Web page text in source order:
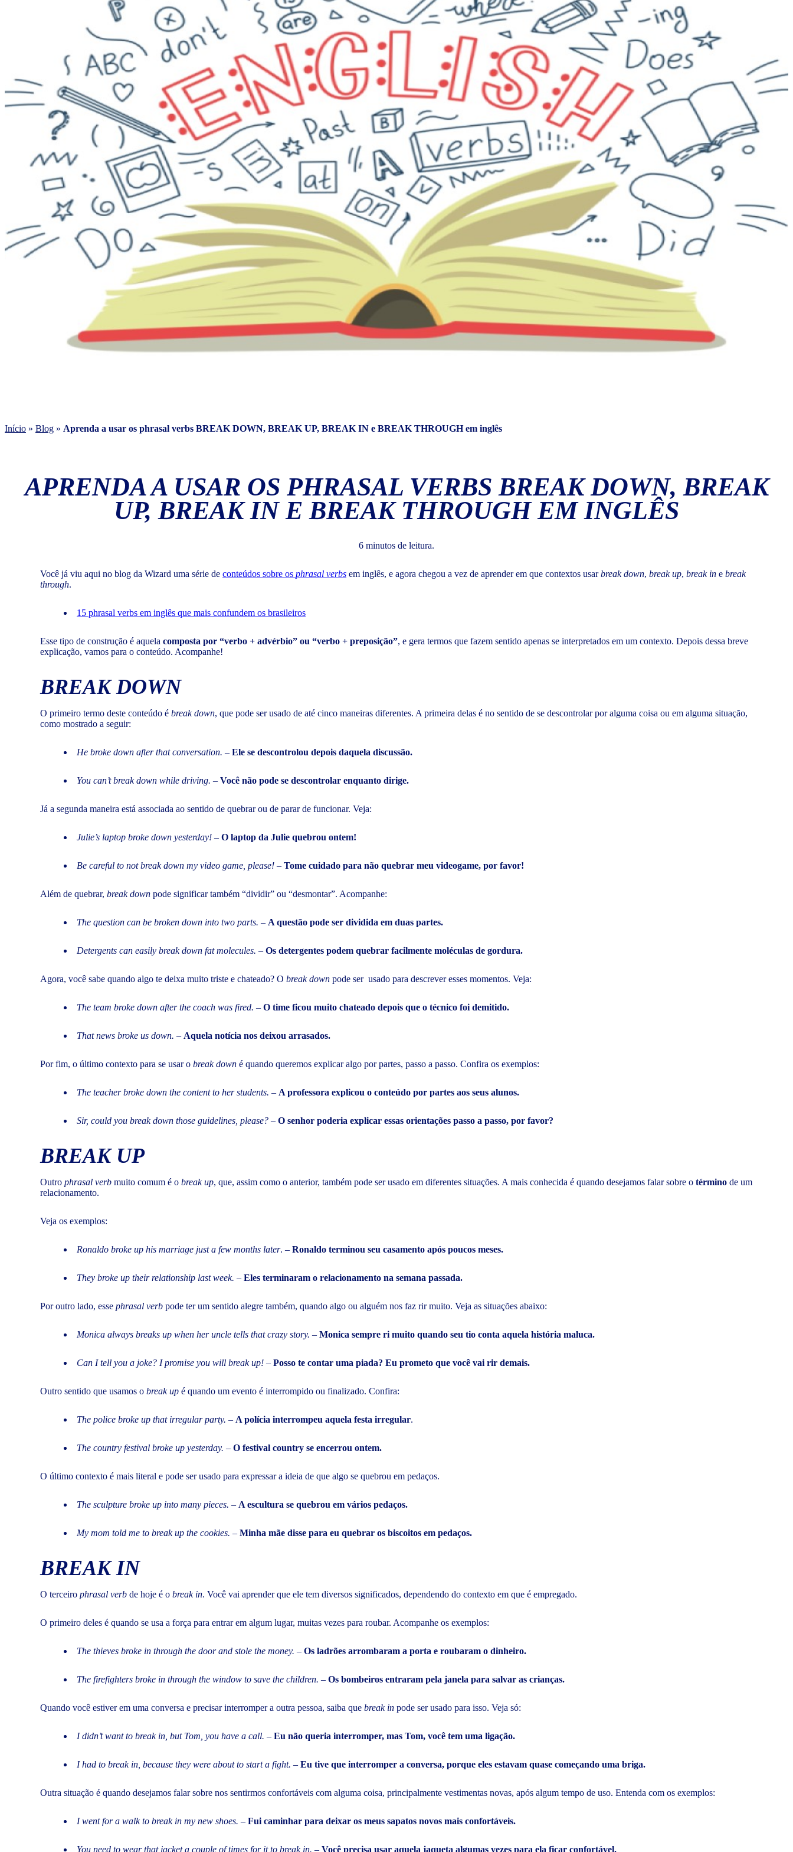
Início » Blog » Aprenda a usar os phrasal verbs BREAK DOWN, BREAK UP, BREAK IN e BREAK THROUGH em inglês
APRENDA A USAR OS PHRASAL VERBS BREAK DOWN, BREAK
UP, BREAK IN E BREAK THROUGH EM INGLÊS
6 minutos de leitura.
Você já viu aqui no blog da Wizard uma série de conteúdos sobre os phrasal verbs em inglês, e agora chegou a vez de aprender em que contextos usarbreak down, break up, break in e break
through.
15 phrasal verbs em inglês que mais confundem os brasileiros
Esse tipo de construção é aquela composta por “verbo + advérbio” ou “verbo + preposição”, e gera termos que fazem sentido apenas se interpretados em um contexto. Depois dessa breve
explicação, vamos para o conteúdo. Acompanhe!
BREAK DOWN
O primeiro termo deste conteúdo é break down, que pode ser usado de até cinco maneiras diferentes. A primeira delas é no sentido de se descontrolar por alguma coisa ou em alguma situação,
como mostrado a seguir:
He broke down after that conversation. – Ele se descontrolou depois daquela discussão.
You can’t break down while driving. – Você não pode se descontrolar enquanto dirige.
Já a segunda maneira está associada ao sentido de quebrar ou de parar de funcionar. Veja:
Julie’s laptop broke down yesterday! – O laptop da Julie quebrou ontem!
Be careful to not break down my video game, please! – Tome cuidado para não quebrar meu videogame, por favor!
Além de quebrar, break down pode significar também “dividir” ou “desmontar”. Acompanhe:
The question can be broken down into two parts. – A questão pode ser dividida em duas partes.
Detergents can easily break down fat molecules. – Os detergentes podem quebrar facilmente moléculas de gordura.
Agora, você sabe quando algo te deixa muito triste e chateado? O break down pode ser usado para descrever esses momentos. Veja:
The team broke down after the coach was fired. – O time ficou muito chateado depois que o técnico foi demitido.
That news broke us down. – Aquela notícia nos deixou arrasados.
Por fim, o último contexto para se usar o break down é quando queremos explicar algo por partes, passo a passo. Confira os exemplos:
The teacher broke down the content to her students. – A professora explicou o conteúdo por partes aos seus alunos.
Sir, could you break down those guidelines, please? – O senhor poderia explicar essas orientações passo a passo, por favor?
BREAK UP
Outro phrasal verb muito comum é o break up, que, assim como o anterior, também pode ser usado em diferentes situações. A mais conhecida é quando desejamos falar sobre o término de um
relacionamento.
Veja os exemplos:
Ronaldo broke up his marriage just a few months later. – Ronaldo terminou seu casamento após poucos meses.
They broke up their relationship last week. – Eles terminaram o relacionamento na semana passada.
Por outro lado, esse phrasal verb pode ter um sentido alegre também, quando algo ou alguém nos faz rir muito. Veja as situações abaixo:
Monica always breaks up when her uncle tells that crazy story. – Monica sempre ri muito quando seu tio conta aquela história maluca.
Can I tell you a joke? I promise you will break up! – Posso te contar uma piada? Eu prometo que você vai rir demais.
Outro sentido que usamos o break up é quando um evento é interrompido ou finalizado. Confira:
The police broke up that irregular party. – A polícia interrompeu aquela festa irregular.
The country festival broke up yesterday. – O festival country se encerrou ontem.
O último contexto é mais literal e pode ser usado para expressar a ideia de que algo se quebrou em pedaços.
The sculpture broke up into many pieces. – A escultura se quebrou em vários pedaços.
My mom told me to break up the cookies. – Minha mãe disse para eu quebrar os biscoitos em pedaços.
BREAK IN
O terceiro phrasal verb de hoje é o break in. Você vai aprender que ele tem diversos significados, dependendo do contexto em que é empregado.
O primeiro deles é quando se usa a força para entrar em algum lugar, muitas vezes para roubar. Acompanhe os exemplos:
The thieves broke in through the door and stole the money. – Os ladrões arrombaram a porta e roubaram o dinheiro.
The firefighters broke in through the window to save the children. – Os bombeiros entraram pela janela para salvar as crianças.
Quando você estiver em uma conversa e precisar interromper a outra pessoa, saiba que break in pode ser usado para isso. Veja só:
I didn’t want to break in, but Tom, you have a call. – Eu não queria interromper, mas Tom, você tem uma ligação.
I had to break in, because they were about to start a fight. – Eu tive que interromper a conversa, porque eles estavam quase começando uma briga.
Outra situação é quando desejamos falar sobre nos sentirmos confortáveis com alguma coisa, principalmente vestimentas novas, após algum tempo de uso. Entenda com os exemplos:
I went for a walk to break in my new shoes. – Fui caminhar para deixar os meus sapatos novos mais confortáveis.
You need to wear that jacket a couple of times for it to break in. – Você precisa usar aquela jaqueta algumas vezes para ela ficar confortável.